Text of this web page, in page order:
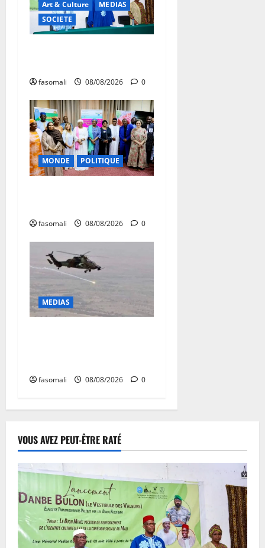
Art & Culture
MEDIAS
SOCIETE
fasomali 08/08/2026 0
MONDE POLITIQUE
fasomali 08/08/2026 0
MEDIAS
fasomali 08/08/2026 0
VOUS AVEZ PEUT-ÊTRE RATÉ